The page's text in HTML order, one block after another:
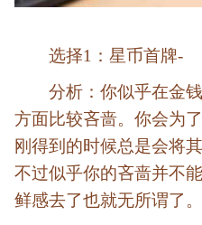
选择1：星币首牌-
分析：你似乎在金
方面比较吝啬。你会为
刚得到的时候总是会将
不过似乎你的吝啬并不
鲜感去了也就无所谓了。